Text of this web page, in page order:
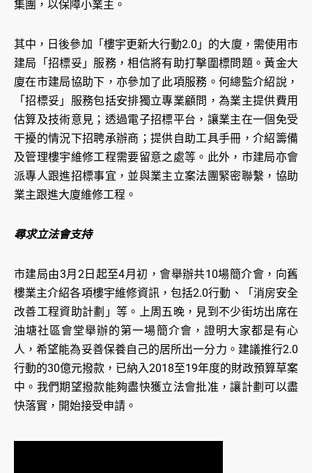
集團，以保障小業主。
其中，日後參加「樓宇更新大行動2.0」的大廈，需使用市
建局「招標妥」服務，相信將有助打擊圍標問題。黃金大
廈在市建局協助下，亦參加了此項服務。何總監介紹說，
「招標妥」服務包括安排獨立專業顧問，為業主提供費用
估算及技術意見；透過電子招標平台，讓業主在一個免受
干擾的情況下招聘承辦商；提供自助工具手冊，介紹籌備
及管理樓宇維修工程需要留意之處等。此外，市建局亦會
派專人跟進招標事宜，並與業主立案法團緊密聯繫，協助
業主跟進大廈維修工程。
尋求立法會支持
市建局由3月2日起至4月初，會舉辦共10場簡介會，向舊
樓業主介紹各項樓宇維修資訊，包括2.0行動、「消房安全
改善工程資助計劃」等。上周五晚，見到不少街坊出席在
油塘社區會堂舉辦的第一場簡介會，證明大家都是有心
人，希望能為妥善保養自己的居所出一分力。建議推行2.0
行動的30億元撥款，已納入2018至19年度的財政預算草案
中。我們期望撥款能夠盡快獲立法會批准，讓計劃可以盡
快落實，開始接受申請。